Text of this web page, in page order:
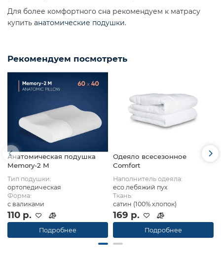
Для более комфортного сна рекомендуем к матрасу
купить анатомические подушки.
Рекомендуем посмотреть
Анатомическая подушка
Memory-2 M
Тип подушки:
ортопедическая
Форма:
с валиками
110 р.
Подробнее
Одеяло всесезонное
Comfort
Наполнитель одеяла:
eco лебяжий пух
Ткань:
сатин (100% хлопок)
169 р.
Подробнее